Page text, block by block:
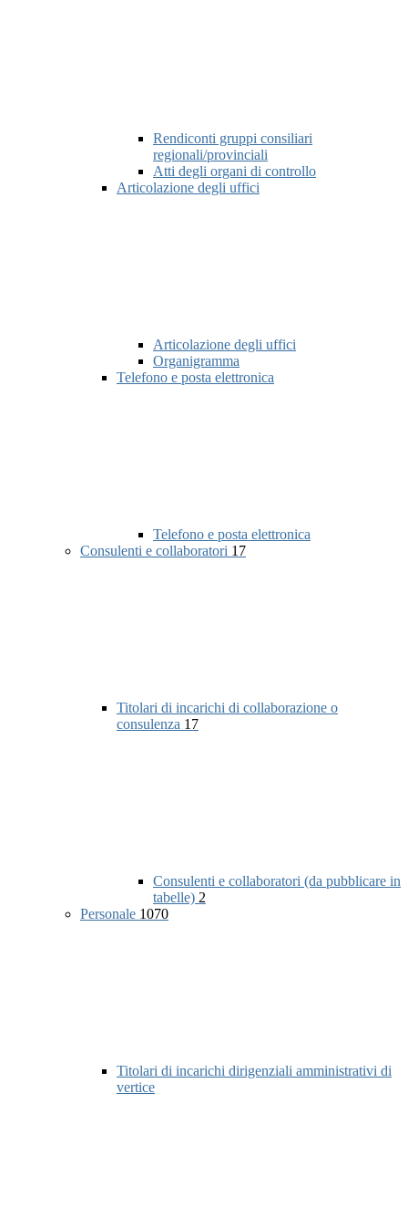
Rendiconti gruppi consiliari
regionali/provinciali
Atti degli organi di controllo
Articolazione degli uffici
Articolazione degli uffici
Organigramma
Telefono e posta elettronica
Telefono e posta elettronica
Consulenti e collaboratori 17
Titolari di incarichi di collaborazione o
consulenza 17
Consulenti e collaboratori (da pubblicare in
tabelle) 2
Personale 1070
Titolari di incarichi dirigenziali amministrativi di
vertice